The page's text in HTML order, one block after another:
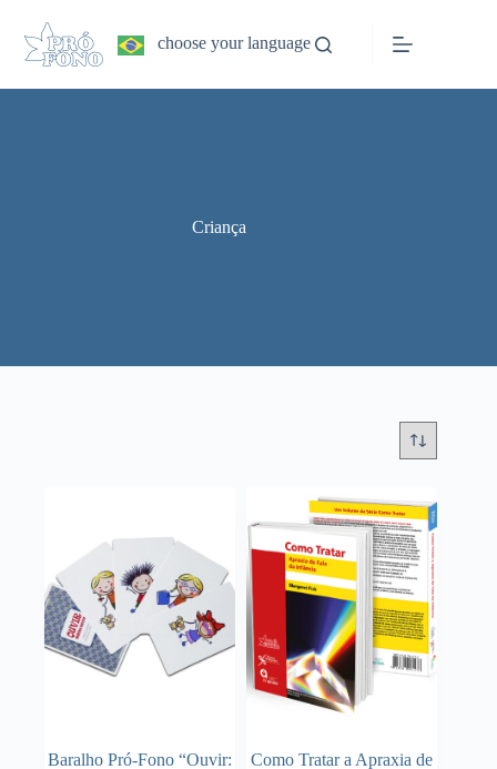
conteúdo
choose your language
Criança
Baralho Pró-Fono “Ouvir:
Como Tratar a Apraxia de